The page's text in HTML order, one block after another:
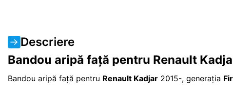
Descriere
Bandou aripă față pentru Renault
Bandou aripă față pentru Renault Kadjar 2015-, generația